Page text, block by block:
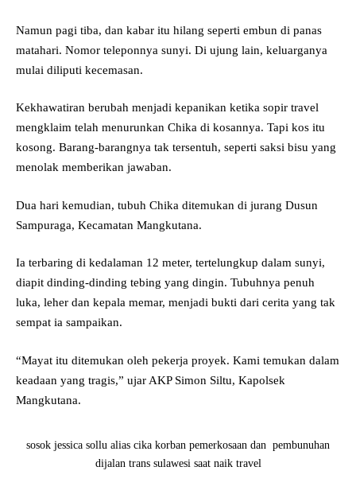
Namun pagi tiba, dan kabar itu hilang seperti embun di panas
matahari. Nomor teleponnya sunyi. Di ujung lain, keluarganya
mulai diliputi kecemasan.
Kekhawatiran berubah menjadi kepanikan ketika sopir travel
mengklaim telah menurunkan Chika di kosannya. Tapi kos itu
kosong. Barang-barangnya tak tersentuh, seperti saksi bisu yang
menolak memberikan jawaban.
Dua hari kemudian, tubuh Chika ditemukan di jurang Dusun
Sampuraga, Kecamatan Mangkutana.
Ia terbaring di kedalaman 12 meter, tertelungkup dalam sunyi,
diapit dinding-dinding tebing yang dingin. Tubuhnya penuh
luka, leher dan kepala memar, menjadi bukti dari cerita yang tak
sempat ia sampaikan.
“Mayat itu ditemukan oleh pekerja proyek. Kami temukan dalam
keadaan yang tragis,” ujar AKP Simon Siltu, Kapolsek
Mangkutana.
sosok jessica sollu alias cika korban pemerkosaan dan pembunuhan
dijalan trans sulawesi saat naik travel